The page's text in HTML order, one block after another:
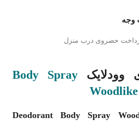
پرداخت حضروی درب منزل
وودلایک Body Spray
Deodorant Body Spray